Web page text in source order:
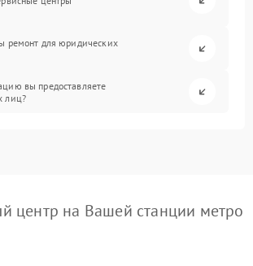
ремонт для юридических
вы предоставляете
лиц?
центр на Вашей станции метро